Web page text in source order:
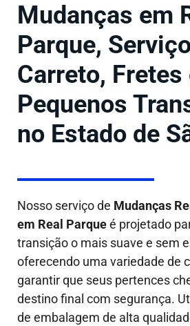
Mudanças em
Parque,
Carreto, Fretes
Pequenos
no Estado de
Nosso serviço de Mudanças
em Real Parqueé projetado
transição o mais suave e sem
oferecendo uma variedade de
garantir que seus pertences
destino final com segurança.
de embalagem de alta